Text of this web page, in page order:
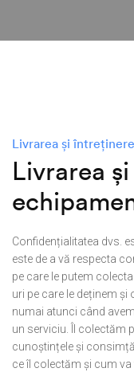
Livrarea și
Livrarea
Confidențialitatea dvs.
este de a vă respecta
pe care le putem
uri pe care le deținem
numai atunci când
un serviciu. Îl colectăm
cunoștințele și
ce îl colectăm și cum